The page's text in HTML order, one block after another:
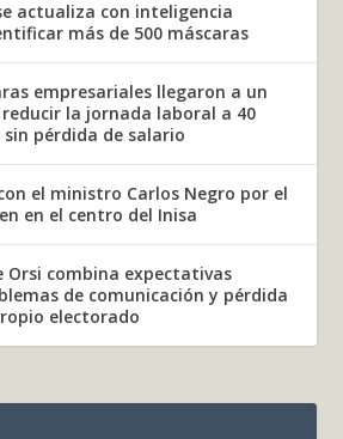
actualiza con inteligencia
más de 500 máscaras
empresariales llegaron a un
la jornada laboral a 40
pérdida de salario
el ministro Carlos Negro por el
en el centro del Inisa
Orsi combina expectativas
de comunicación y pérdida
electorado